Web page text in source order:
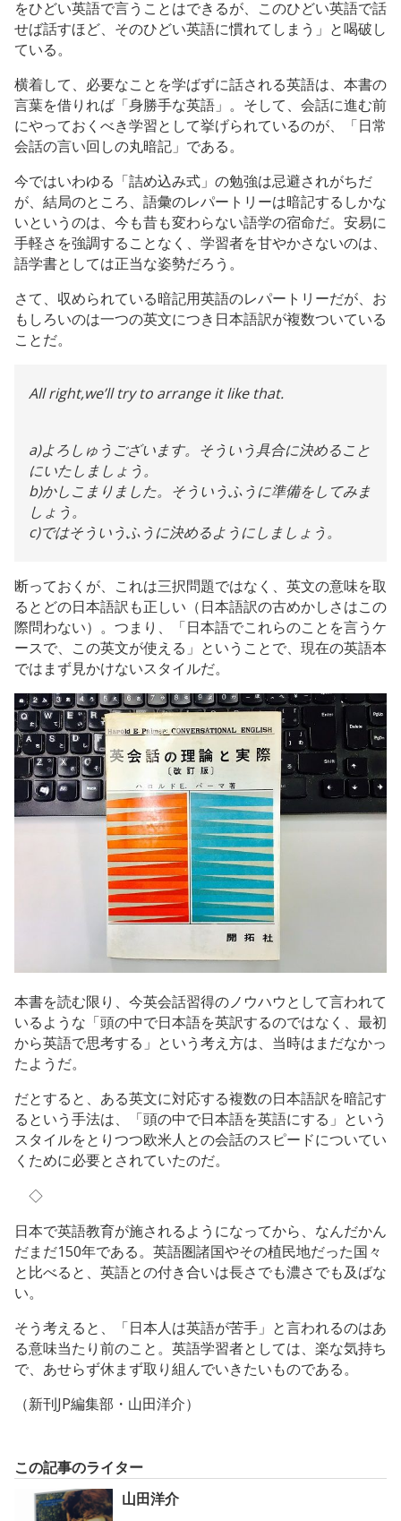
をひどい英語で言うことはできるが、このひどい英語で話
せば話すほど、そのひどい英語に慣れてしまう」と喝破し
ている。
横着して、必要なことを学ばずに話される英語は、本書の
言葉を借りれば「身勝手な英語」。そして、会話に進む前
にやっておくべき学習として挙げられているのが、「日常
会話の言い回しの丸暗記」である。
今ではいわゆる「詰め込み式」の勉強は忌避されがちだ
が、結局のところ、語彙のレパートリーは暗記するしかな
いというのは、今も昔も変わらない語学の宿命だ。安易に
手軽さを強調することなく、学習者を甘やかさないのは、
語学書としては正当な姿勢だろう。
さて、収められている暗記用英語のレパートリーだが、お
もしろいのは一つの英文につき日本語訳が複数ついている
ことだ。
All right,we’ll try to arrange it like that.
a)よろしゅうございます。そういう具合に決めること
にいたしましょう。
b)かしこまりました。そういうふうに準備をしてみま
しょう。
c)ではそういうふうに決めるようにしましょう。
断っておくが、これは三択問題ではなく、英文の意味を取
るとどの日本語訳も正しい（日本語訳の古めかしさはこの
際問わない）。つまり、「日本語でこれらのことを言うケ
ースで、この英文が使える」ということで、現在の英語本
ではまず見かけないスタイルだ。
本書を読む限り、今英会話習得のノウハウとして言われて
いるような「頭の中で日本語を英訳するのではなく、最初
から英語で思考する」という考え方は、当時はまだなかっ
たようだ。
だとすると、ある英文に対応する複数の日本語訳を暗記す
るという手法は、「頭の中で日本語を英語にする」という
スタイルをとりつつ欧米人との会話のスピードについてい
くために必要とされていたのだ。
◇
日本で英語教育が施されるようになってから、なんだかん
だまだ150年である。英語圏諸国やその植民地だった国々
と比べると、英語との付き合いは長さでも濃さでも及ばな
い。
そう考えると、「日本人は英語が苦手」と言われるのはあ
る意味当たり前のこと。英語学習者としては、楽な気持ち
で、あせらず休まず取り組んでいきたいものである。
（新刊JP編集部・山田洋介）
この記事のライター
山田洋介